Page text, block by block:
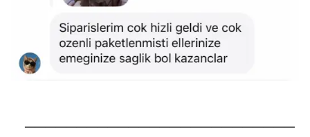
──────────────────────────